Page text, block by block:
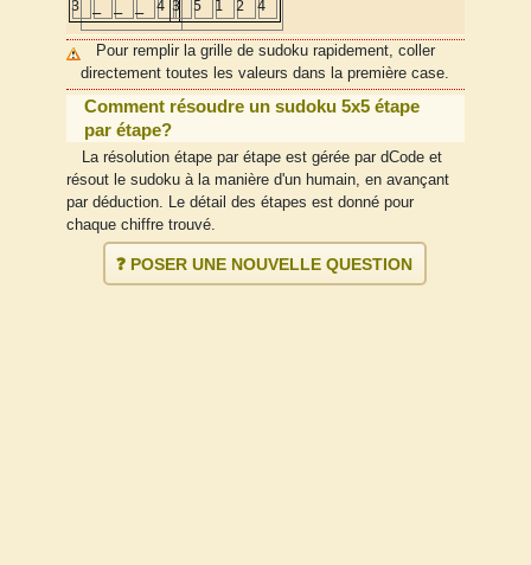
3 4 3 5 1 2 4
Pour remplir la grille de sudoku rapidement, coller
directement toutes les valeurs dans la première case.
Comment résoudre un sudoku 5x5 étape
par étape?
La résolution étape par étape est gérée par dCode et
résout le sudoku à la manière d'un humain, en avançant
par déduction. Le détail des étapes est donné pour
chaque chiffre trouvé.
❓ POSER UNE NOUVELLE QUESTION